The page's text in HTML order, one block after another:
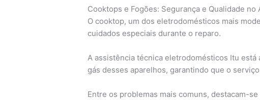
Cooktops e Fogões: Segurança e Qualidade no
O cooktop, um dos eletrodomésticos mais
cuidados especiais durante o reparo.
A assistência técnica eletrodomésticos Itu
gás desses aparelhos, garantindo que o
Entre os problemas mais comuns, destacam-